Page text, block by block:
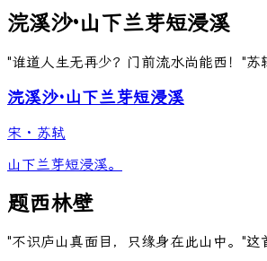
浣溪沙·山下兰芽短浸溪
"谁道人生无再少？门前流水尚能西！"苏
浣溪沙·山下兰芽短浸溪
宋 · 苏轼
山下兰芽短浸溪。
题西林壁
"不识庐山真面目，只缘身在此山中。"